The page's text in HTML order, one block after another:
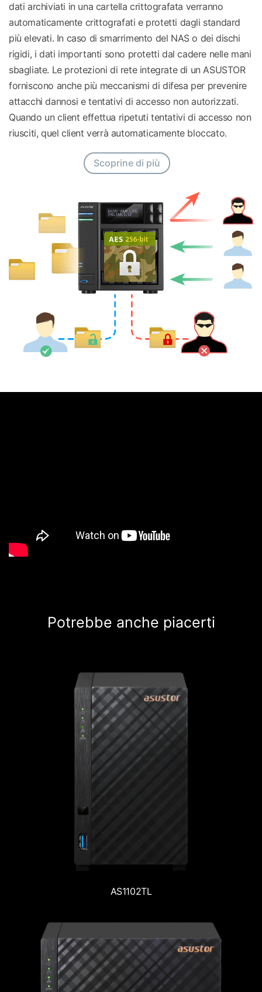
dati archiviati in una cartella crittografata verranno
automaticamente crittografati e protetti dagli standard
più elevati. In caso di smarrimento del NAS o dei dischi
rigidi, i dati importanti sono protetti dal cadere nelle mani
sbagliate. Le protezioni di rete integrate di un ASUSTOR
forniscono anche più meccanismi di difesa per prevenire
attacchi dannosi e tentativi di accesso non autorizzati.
Quando un client effettua ripetuti tentativi di accesso non
riusciti, quel client verrà automaticamente bloccato.
Scoprine di più
Potrebbe anche piacerti
AS1102TL